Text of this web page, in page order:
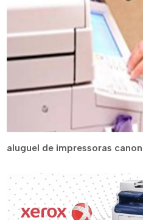
aluguel de impressoras